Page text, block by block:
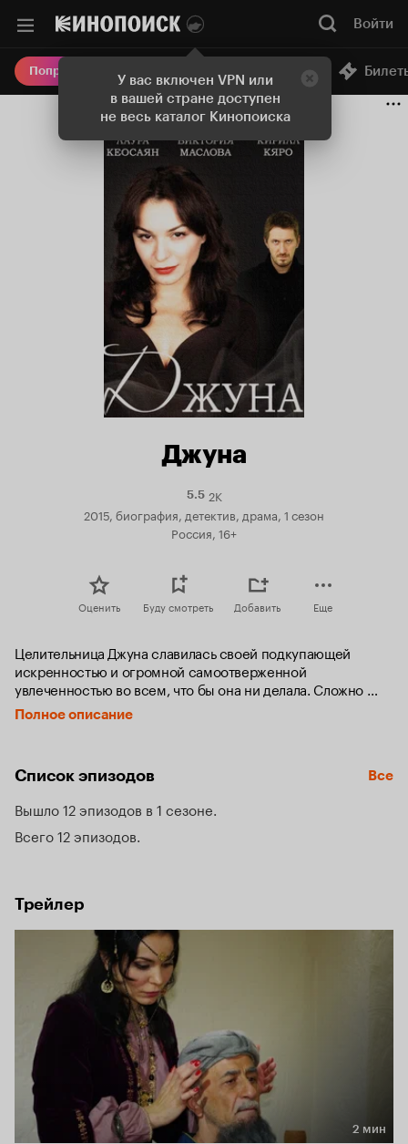
У вас включен VPN или
в вашей стране доступен
не весь каталог Кинопоиска
Войти
Попробовать Плюс Онлайн-кинотеатр
Джуна
5.5Рейтинг
2K
2015, биография, детектив, драма, 1 сезон
Россия, 16+
Оценить Буду смотреть Добавить Еще
Целительница Джуна славилась своей подкупающей
искренностью и огромной самоотверженной
увлеченностью во всем, что бы она ни делала. Сложно
найти еще одного человека, в биографии которого мифы и
реальность переплетались так часто, как у нее. По
Андрей Тарковский и Федерико Фелини. Помимо лечения,
предрекала распад Советского Союза и катастрофу на
Чернобыльской АЭС.
Полное описание
Список эпизодов Все
Вышло 12 эпизодов в 1 сезоне
Всего 12 эпизодов
Трейлер
2 мин